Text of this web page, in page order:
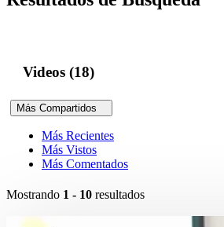
Videos (18)
Más Compartidos
Más Recientes
Más Vistos
Más Comentados
Mostrando 1 - 10 resultados